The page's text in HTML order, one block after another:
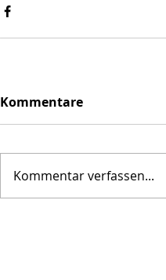
Kommentare
Kommentar verfassen...